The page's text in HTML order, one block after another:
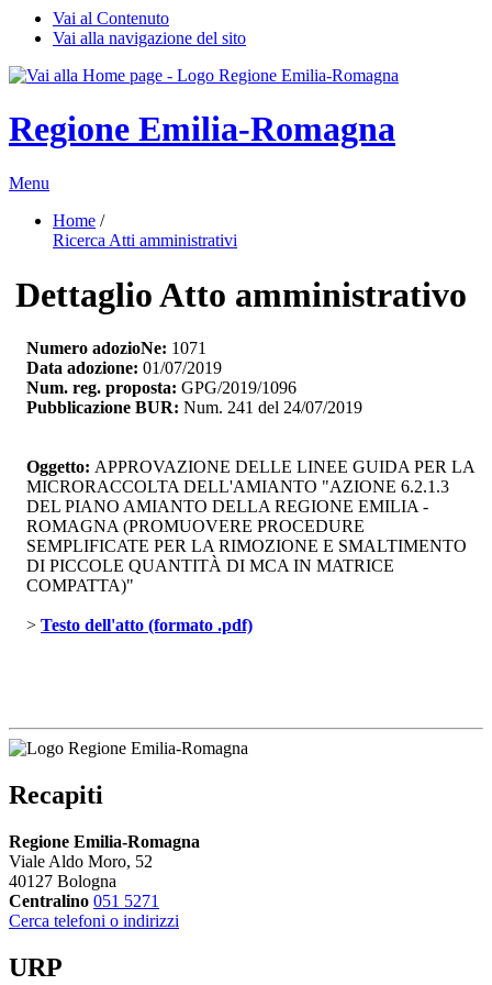
Vai al Contenuto
Vai alla navigazione del sito
Regione Emilia-Romagna
Menu
Home /
Ricerca Atti amministrativi
Dettaglio Atto amministrativo
Numero adozioNe: 1071
Data adozione: 01/07/2019
Num. reg. proposta: GPG/2019/1096
Pubblicazione BUR: Num. 241 del 24/07/2019
Oggetto: APPROVAZIONE DELLE LINEE GUIDA PER LA
MICRORACCOLTA DELL'AMIANTO "AZIONE 6.2.1.3
DEL PIANO AMIANTO DELLA REGIONE EMILIA -
ROMAGNA (PROMUOVERE PROCEDURE
SEMPLIFICATE PER LA RIMOZIONE E SMALTIMENTO
DI PICCOLE QUANTITÀ DI MCA IN MATRICE
COMPATTA)"
> Testo dell'atto (formato .pdf)
Recapiti
Regione Emilia-Romagna
Viale Aldo Moro, 52
40127 Bologna
Centralino 051 5271
Cerca telefoni o indirizzi
URP